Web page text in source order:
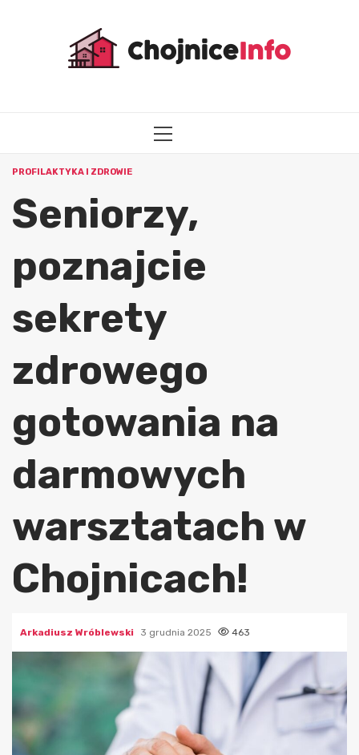
MENU
PROFILAKTYKA I ZDROWIE
Seniorzy,
poznajcie
sekrety
zdrowego
gotowania na
darmowych
warsztatach w
Chojnicach!
Arkadiusz Wróblewski 3 grudnia 2025 463